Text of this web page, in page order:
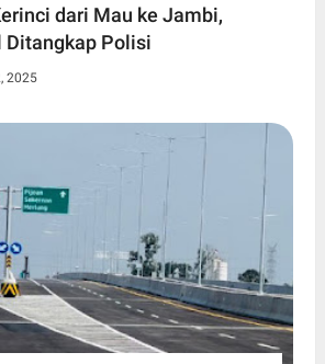
dari Mau ke Jambi,
Ditangkap Polisi
2025